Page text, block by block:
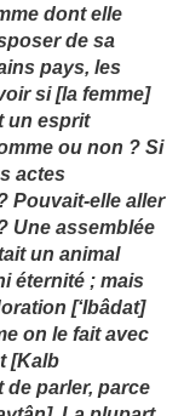
dont elle
de sa
pays, les
si [la femme]
un esprit
ou non ? Si
actes
Pouvait-elle aller
Une assemblée
un animal
éternité ; mais
[‘Ibâdat]
on le fait avec
[Kalb
de parler, parce